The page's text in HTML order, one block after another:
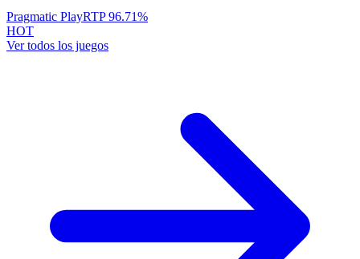
Pragmatic PlayRTP96.71%
HOT
Ver todos los juegos